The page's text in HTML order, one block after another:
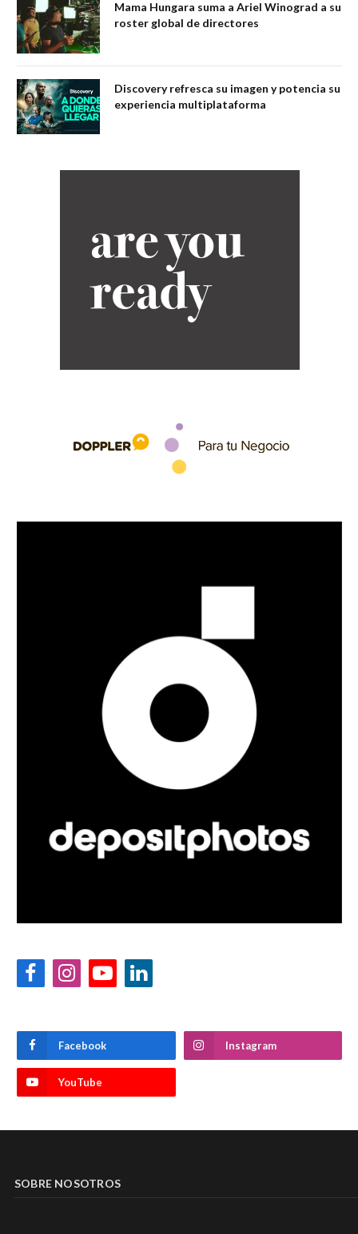
Mama Hungara suma a Ariel Winograd a su
roster global de directores
Discovery refresca su imagen y potencia su
experiencia multiplataforma
FacebookInstagramYouTubeLinkedIn
Facebook Instagram
YouTube
SOBRE NOSOTROS